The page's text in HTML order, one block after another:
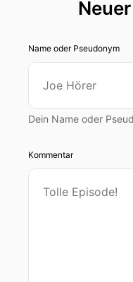
Name oder Pseudonym
Dein Name oder
Kommentar